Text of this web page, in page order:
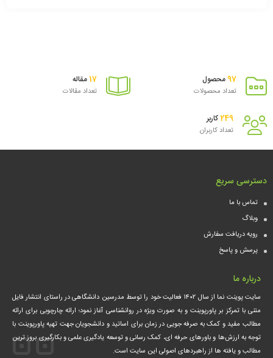
97محصول
تعداد محصولات
17 مقاله
تعداد مقالات
249 کاربر
تعداد کاربران
دسترسی سریع
تماس با ما
وبلاگ
رویه دریافت سفارش
پرسش و پاسخ
درباره ما
سایت پوینت نما از سال ۱۴۰۲ فعالیت خود را توسط مدرسین دانشگاهی در راستای انتشار فایل
متنی با تمرکز بر پاورپوینت و به صورت ویژه در روانشناسی آغاز نمود؛ ارائه چارچوبی برای ارائه
مطالب مفید و کمک‌ به صرفه جویی در زمان برای اساتید و دانشجویان جهت تهیه پاورپوینت با
توجه به ارزش‌ها و باورهای حرفه ای، کمک‌ رسانی و توسعه یادگیری علمی و بکارگیری بروز ترین
مطالب و یافته ها از راهبردهای اصولی این سایت است.